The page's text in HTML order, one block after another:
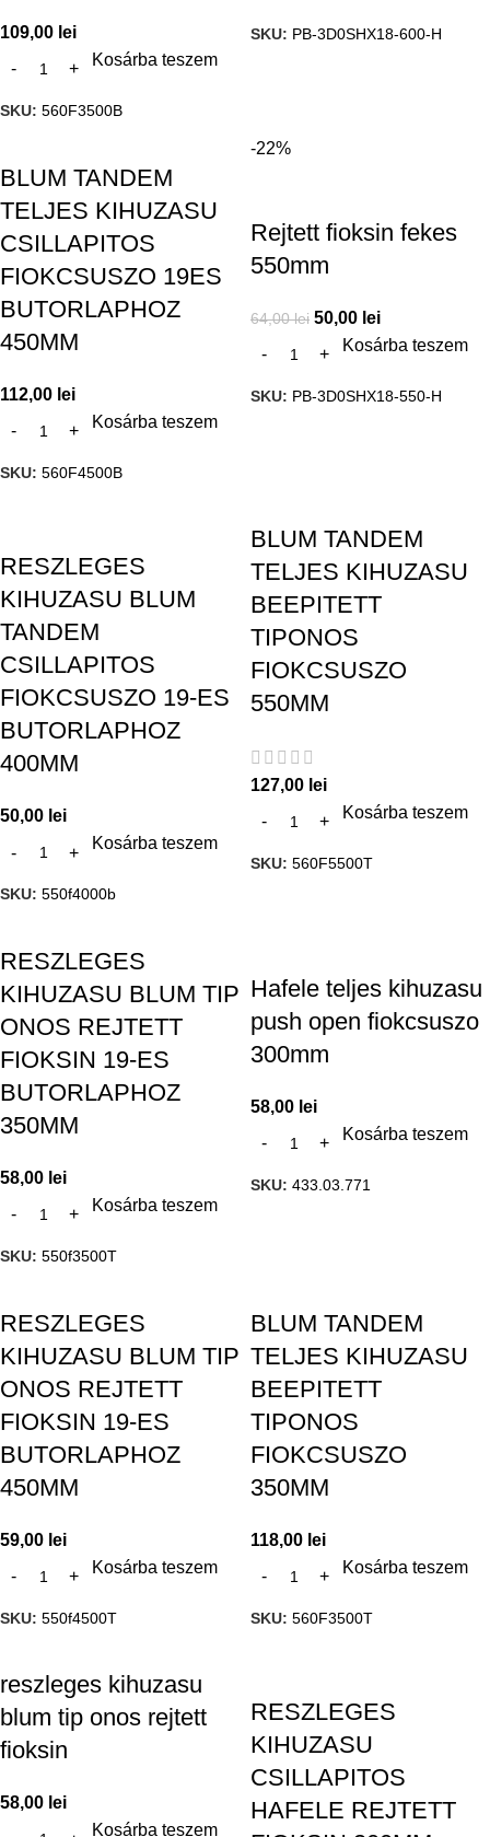
109,00 lei
Kosárba teszem
SKU: 560F3500B
SKU: PB-3D0SHX18-600-H
BLUM TANDEM
TELJES KIHUZASU
CSILLAPITOS
FIOKCSUSZO 19ES
BUTORLAPHOZ
450MM
112,00 lei
Kosárba teszem
SKU: 560F4500B
-22%
Rejtett fioksin fekes
550mm
64,00lei 50,00 lei
Kosárba teszem
SKU: PB-3D0SHX18-550-H
RESZLEGES
KIHUZASU BLUM
TANDEM
CSILLAPITOS
FIOKCSUSZO 19-ES
BUTORLAPHOZ
400MM
50,00 lei
Kosárba teszem
SKU: 550f4000b
BLUM TANDEM
TELJES KIHUZASU
BEEPITETT
TIPONOS
FIOKCSUSZO
550MM
127,00 lei
Kosárba teszem
SKU: 560F5500T
RESZLEGES
KIHUZASU BLUM TIP
ONOS REJTETT
FIOKSIN 19-ES
BUTORLAPHOZ
350MM
58,00 lei
Kosárba teszem
SKU: 550f3500T
Hafele teljes kihuzasu
push open fiokcsuszo
300mm
58,00 lei
Kosárba teszem
SKU: 433.03.771
RESZLEGES
KIHUZASU BLUM TIP
ONOS REJTETT
FIOKSIN 19-ES
BUTORLAPHOZ
450MM
59,00 lei
Kosárba teszem
SKU: 550f4500T
BLUM TANDEM
TELJES KIHUZASU
BEEPITETT
TIPONOS
FIOKCSUSZO
350MM
118,00 lei
Kosárba teszem
SKU: 560F3500T
reszleges kihuzasu
blum tip onos rejtett
fioksin
58,00 lei
Kosárba teszem
RESZLEGES
KIHUZASU
CSILLAPITOS
HAFELE REJTETT